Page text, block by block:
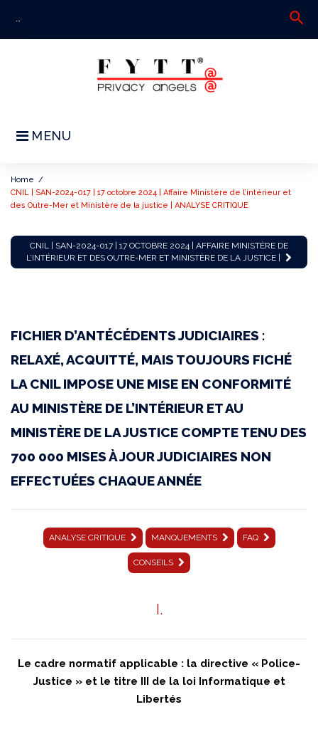
content
search
MENU
Home /
CNIL | SAN-2024-017 | 17 octobre 2024 | Affaire Ministère de l’intérieur et
des Outre-Mer et Ministère de la justice | ANALYSE CRITIQUE
CNIL
|
017
|
17
octobre
2024
|
Mer
CNIL | SAN-2024-017 | 17 OCTOBRE 2024 | AFFAIRE MINISTÈRE DE
L’INTÉRIEUR ET DES OUTRE-MER ET MINISTÈRE DE LA JUSTICE |
FICHIER D’ANTÉCÉDENTS JUDICIAIRES :
RELAXÉ, ACQUITTÉ, MAIS TOUJOURS FICHÉ
LA CNIL IMPOSE UNE MISE EN CONFORMITÉ
AU MINISTÈRE DE L’INTÉRIEUR ET AU
MINISTÈRE DE LA JUSTICE COMPTE TENU DES
700 000 MISES À JOUR JUDICIAIRES NON
EFFECTUÉES CHAQUE ANNÉE
ANALYSE CRITIQUE MANQUEMENTS FAQ
CONSEILS
I.
Le cadre normatif applicable : la directive « Police-
Justice » et le titre III de la loi Informatique et
Libertés